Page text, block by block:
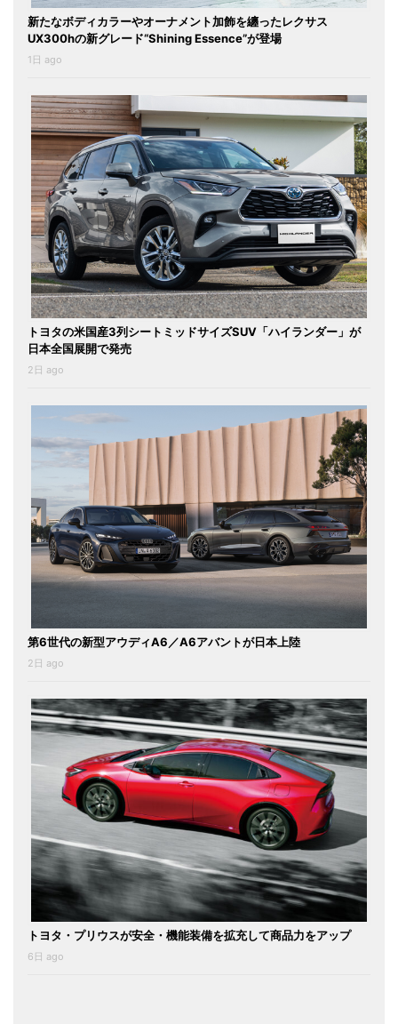
新たなボディカラーやオーナメント加飾を纏ったレクサス
UX300hの新グレード“Shining Essence”が登場
1日 ago
トヨタの米国産3列シートミッドサイズSUV「ハイランダー」が
日本全国展開で発売
2日 ago
第6世代の新型アウディA6／A6アバントが日本上陸
2日 ago
トヨタ・プリウスが安全・機能装備を拡充して商品力をアップ
6日 ago